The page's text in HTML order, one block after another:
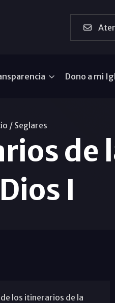
Dono a mi
/ Seglares
de
I
los itinerarios de la